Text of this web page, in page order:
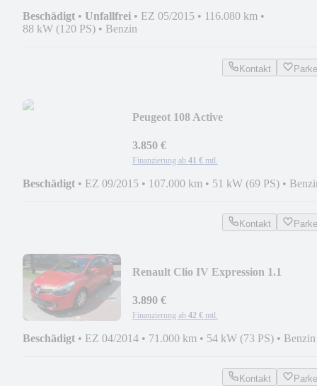
Beschädigt • Unfallfrei • EZ 05/2015 • 116.080 km •
88 kW (120 PS) • Benzin
Kontakt
Peugeot 108 Active
3.850 €
Finanzierung ab 41 € mtl.
Beschädigt • EZ 09/2015 • 107.000 km • 51 kW (69 PS) •
Kontakt
Renault Clio IV Expression 1.1
3.890 €
Finanzierung ab 42 € mtl.
Beschädigt • EZ 04/2014 • 71.000 km • 54 kW (73 PS) • Benzin
Kontakt